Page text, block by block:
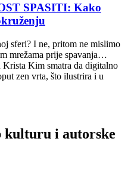
SPASITI: Kako
sferi? I ne, pritom ne mislimo
mrežama prije spavanja…
Kim smatra da digitalno
zen vrta, što ilustrira i u
kulturu i autorske